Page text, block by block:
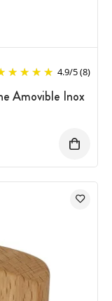
4.9/5(8)
Amovible Inox